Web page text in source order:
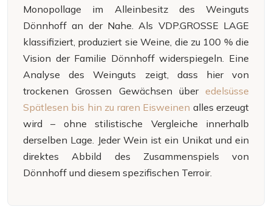
Monopollage im Alleinbesitz des Weinguts
Dönnhoff an der Nahe. Als VDP.GROSSE LAGE
klassifiziert, produziert sie Weine, die zu 100 % die
Vision der Familie Dönnhoff widerspiegeln. Eine
Analyse des Weinguts zeigt, dass hier von
trockenen Grossen Gewächsen über edelsüsse
Spätlesen bis hin zu raren Eisweinen alles erzeugt
wird – ohne stilistische Vergleiche innerhalb
derselben Lage. Jeder Wein ist ein Unikat und ein
direktes Abbild des Zusammenspiels von
Dönnhoff und diesem spezifischen Terroir.